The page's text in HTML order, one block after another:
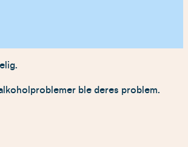
ble deres problem.